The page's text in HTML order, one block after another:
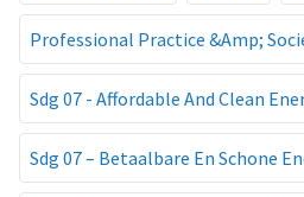
Professional Practice &Amp;
Sdg 07 - Affordable And Clean
Sdg 07 – Betaalbare En Schone